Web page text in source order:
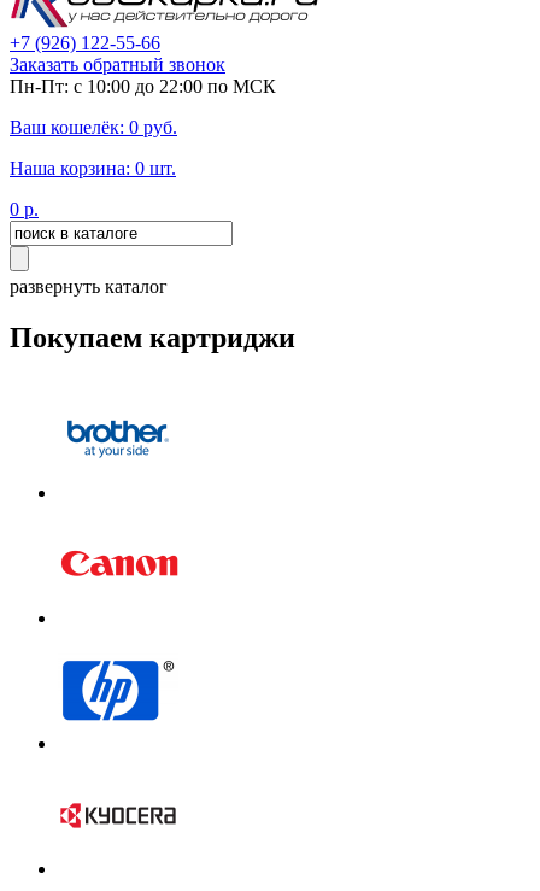
+7 (926) 122-55-66
Заказать обратный звонок
Пн-Пт: с 10:00 до 22:00 по МСК
Ваш кошелёк: 0 руб.
Наша корзина: 0 шт.
0 р.
развернуть каталог
Покупаем картриджи